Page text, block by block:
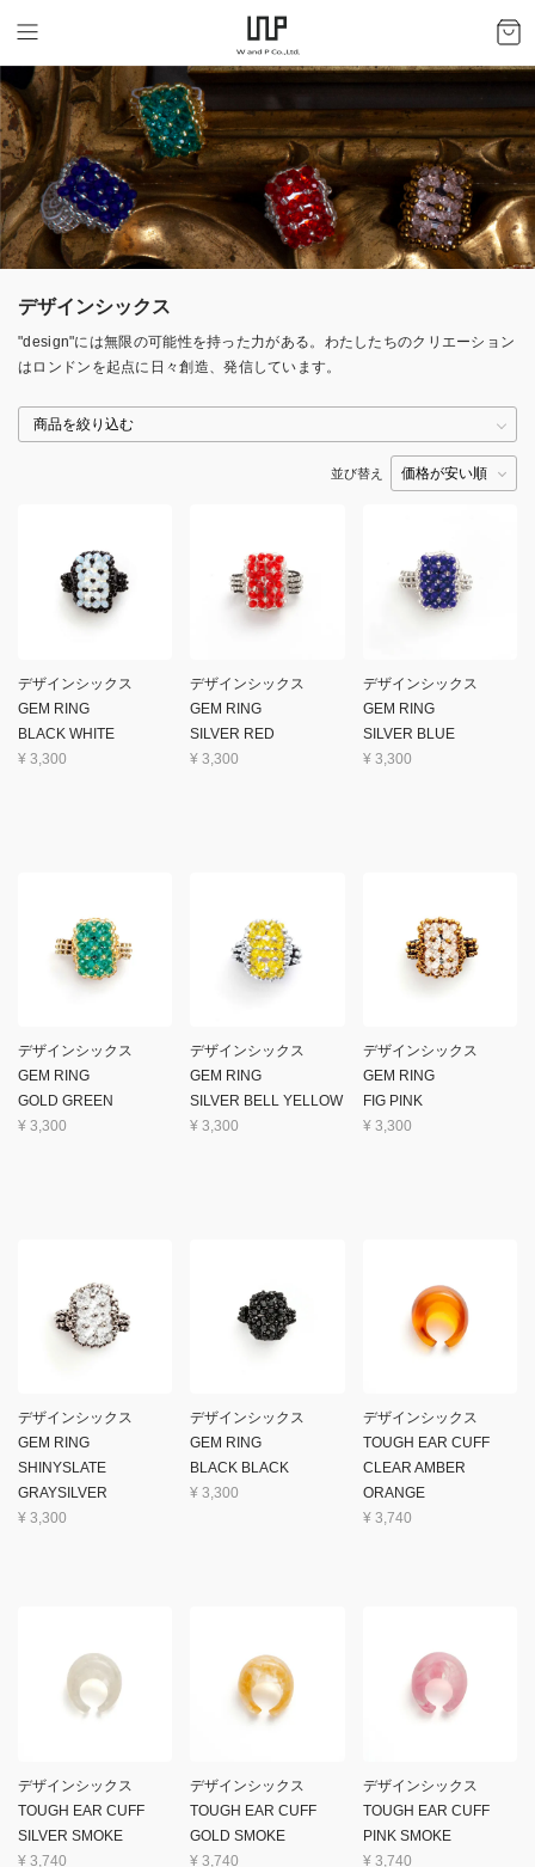
デザインシックス
"design"には無限の可能性を持った力がある。わたしたちのクリエーション
はロンドンを起点に日々創造、発信しています。
並び替え
デザインシックス
GEM RING
BLACK WHITE
¥ 3,300
デザインシックス
GEM RING
SILVER RED
¥ 3,300
デザインシックス
GEM RING
SILVER BLUE
¥ 3,300
デザインシックス
GEM RING
GOLD GREEN
¥ 3,300
デザインシックス
GEM RING
SILVER BELL YELLOW
¥ 3,300
デザインシックス
GEM RING
FIG PINK
¥ 3,300
デザインシックス
GEM RING
SHINYSLATE
GRAYSILVER
¥ 3,300
デザインシックス
GEM RING
BLACK BLACK
¥ 3,300
デザインシックス
TOUGH EAR CUFF
CLEAR AMBER
ORANGE
¥ 3,740
デザインシックス
TOUGH EAR CUFF
SILVER SMOKE
¥ 3,740
デザインシックス
TOUGH EAR CUFF
GOLD SMOKE
¥ 3,740
デザインシックス
TOUGH EAR CUFF
PINK SMOKE
¥ 3,740